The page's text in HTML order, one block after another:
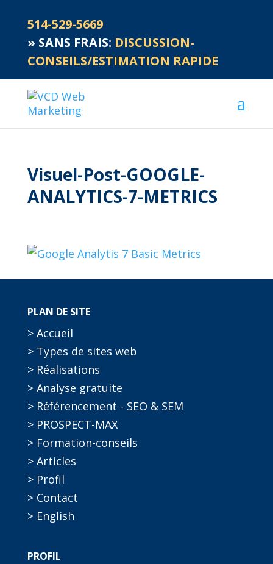
514-529-5669
» SANS FRAIS: DISCUSSION-
CONSEILS/ESTIMATION RAPIDE
Visuel-Post-GOOGLE-
ANALYTICS-7-METRICS
PLAN DE SITE
> Accueil
> Types de sites web
> Réalisations
> Analyse gratuite
> Référencement - SEO & SEM
> PROSPECT-MAX
> Formation-conseils
> Articles
> Profil
> Contact
> English
PROFIL